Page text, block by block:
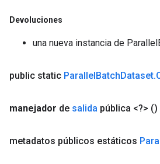
Devoluciones
una nueva instancia de
public static ParallelBatchDataset.
manejador de salida pública <?> ()
metadatos públicos estáticos